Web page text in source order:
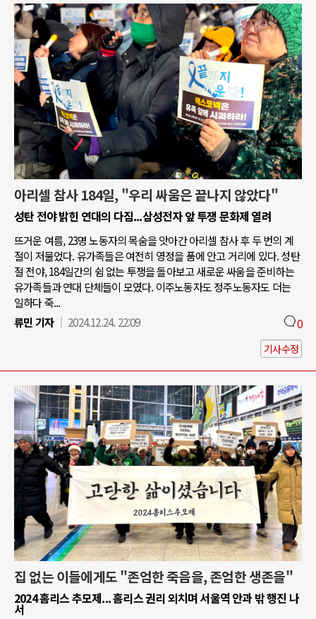
아리셀 참사 184일, "우리 싸움은 끝나지 않았다"
성탄 전야 밝힌 연대의 다짐...삼성전자 앞 투쟁 문화제 열려
뜨거운 여름, 23명 노동자의 목숨을 앗아간 아리셀 참사 후 두 번의 계
절이 저물었다. 유가족들은 여전히 영정을 품에 안고 거리에 있다. 성탄
절 전야, 184일간의 쉼 없는 투쟁을 돌아보고 새로운 싸움을 준비하는
유가족들과 연대 단체들이 모였다. 이주노동자도 정주노동자도 더는
일하다 죽...
류민 기자
2024.12.24. 22:09 0
기사수정
집 없는 이들에게도 "존엄한 죽음을, 존엄한 생존을"
2024 홈리스 추모제... 홈리스 권리 외치며 서울역 안과 밖 행진 나
서